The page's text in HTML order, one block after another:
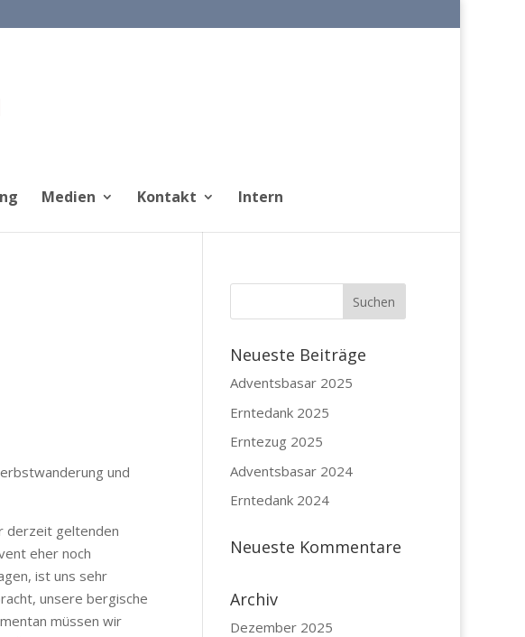
Medien Kontakt Intern
und
derzeit geltenden
eher noch
ist uns sehr
unsere bergische
müssen wir
Neueste Beiträge
Adventsbasar 2025
Erntedank 2025
Erntezug 2025
Adventsbasar 2024
Erntedank 2024
Neueste Kommentare
Archiv
Dezember 2025